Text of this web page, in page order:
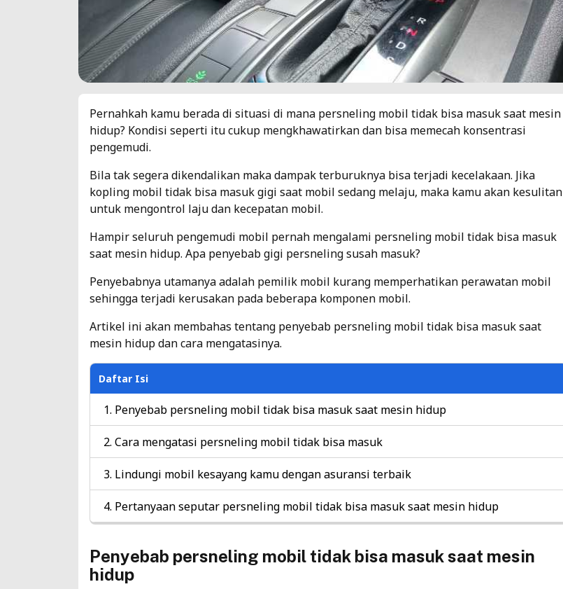
Pernahkah kamu berada di situasi di mana persneling mobil tidak bisa masuk saat mesin
hidup? Kondisi seperti itu cukup mengkhawatirkan dan bisa memecah konsentrasi
pengemudi.
Bila tak segera dikendalikan maka dampak terburuknya bisa terjadi kecelakaan. Jika
kopling mobil tidak bisa masuk gigi saat mobil sedang melaju, maka kamu akan kesulitan
untuk mengontrol laju dan kecepatan mobil.
Hampir seluruh pengemudi mobil pernah mengalami persneling mobil tidak bisa masuk
saat mesin hidup. Apa penyebab gigi persneling susah masuk?
Penyebabnya utamanya adalah pemilik mobil kurang memperhatikan perawatan mobil
sehingga terjadi kerusakan pada beberapa komponen mobil.
Artikel ini akan membahas tentang penyebab persneling mobil tidak bisa masuk saat
mesin hidup dan cara mengatasinya.
Daftar Isi
Penyebab persneling mobil tidak bisa masuk saat mesin hidup
Cara mengatasi persneling mobil tidak bisa masuk
Lindungi mobil kesayang kamu dengan asuransi terbaik
Pertanyaan seputar persneling mobil tidak bisa masuk saat mesin hidup
Penyebab persneling mobil tidak bisa masuk saat mesin
hidup